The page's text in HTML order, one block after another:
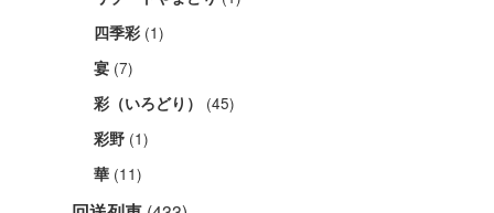
四季彩 (1)
宴 (7)
彩（いろどり） (45)
彩野 (1)
華 (11)